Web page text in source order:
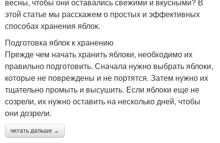
весны, чтобы они оставались свежими и вкусными? В
этой статье мы расскажем о простых и эффективных
способах хранения яблок.
Подготовка яблок к хранению
Прежде чем начать хранить яблоки, необходимо их
правильно подготовить. Сначала нужно выбрать яблоки,
которые не повреждены и не портятся. Затем нужно их
тщательно промыть и высушить. Если яблоки еще не
созрели, их нужно оставить на несколько дней, чтобы
они дозрели.
читать дальше →